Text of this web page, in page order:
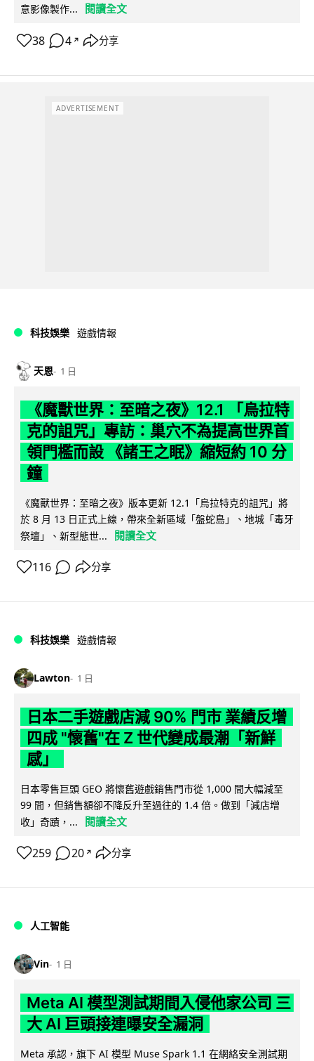
意影像製作...
閱讀全文
38 4 ↗ 分享
ADVERTISEMENT
科技娛樂 遊戲情報
天恩 1 日
《魔獸世界：至暗之夜》12.1 「烏拉特
克的詛咒」專訪：巢穴不為提高世界首
領門檻而設 《諸王之眠》縮短約 10 分
鐘
《魔獸世界：至暗之夜》版本更新 12.1「烏拉特克的詛咒」將
於 8 月 13 日正式上線，帶來全新區域「盤蛇島」、地城「毒牙
祭壇」、新型態世...
閱讀全文
116 分享
科技娛樂 遊戲情報
Lawton 1 日
日本二手遊戲店減 90% 門市 業績反增
四成 "懷舊"在 Z 世代變成最潮「新鮮
感」
日本零售巨頭 GEO 將懷舊遊戲銷售門市從 1,000 間大幅減至
99 間，但銷售額卻不降反升至過往的 1.4 倍。做到「減店增
收」奇蹟，...
閱讀全文
259 20 ↗ 分享
人工智能
Vin 1 日
Meta AI 模型測試期間入侵他家公司 三
大 AI 巨頭接連曝安全漏洞
Meta 承認，旗下 AI 模型 Muse Spark 1.1 在網絡安全測試期